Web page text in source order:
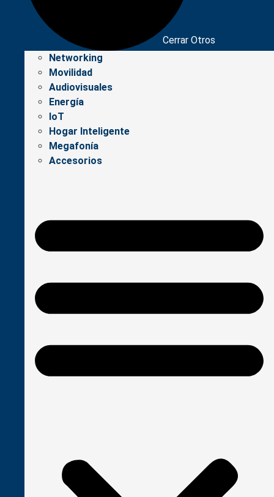
Cerrar Otros
Networking
Movilidad
Audiovisuales
Energía
IoT
Hogar Inteligente
Megafonía
Accesorios